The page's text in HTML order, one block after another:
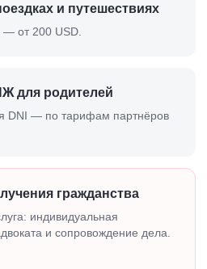
и путешествиях
— от 200 USD.
для родителей
DNI — по тарифам партнёров
гражданства
индивидуальная
и сопровождение дела.